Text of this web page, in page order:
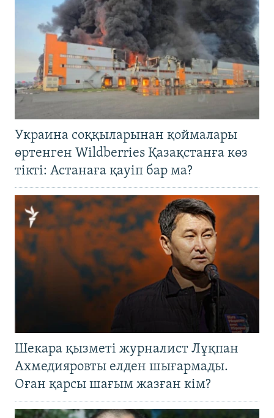
Украина соққыларынан қоймалары
өртенген Wildberries Қазақстанға көз
тікті: Астанаға қауіп бар ма?
Шекара қызметі журналист Лұқпан
Ахмедияровты елден шығармады.
Оған қарсы шағым жазған кім?